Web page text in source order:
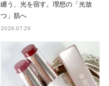
纏う、光を宿す。理想の「光放
つ」肌へ
2026.07.29